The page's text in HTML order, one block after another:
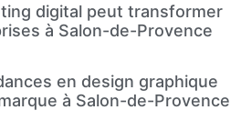
digital peut transformer
à Salon-de-Provence
en design graphique
à Salon-de-Provence